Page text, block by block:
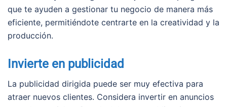
que te ayuden a gestionar tu negocio de manera más
eficiente, permitiéndote centrarte en la creatividad y la
producción.
Invierte en publicidad
La publicidad dirigida puede ser muy efectiva para
atraer nuevos clientes. Considera invertir en anuncios